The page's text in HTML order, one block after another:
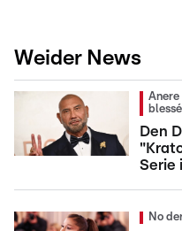
Weider News
Den
Serie
No